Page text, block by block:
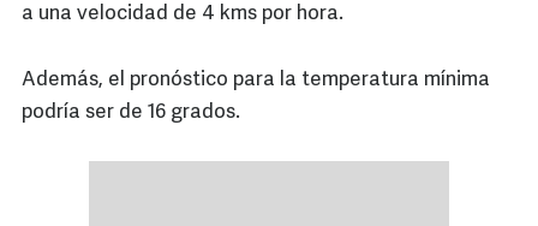
a una velocidad de 4 kms por hora.
Además, el pronóstico para la temperatura mínima
podría ser de 16 grados.